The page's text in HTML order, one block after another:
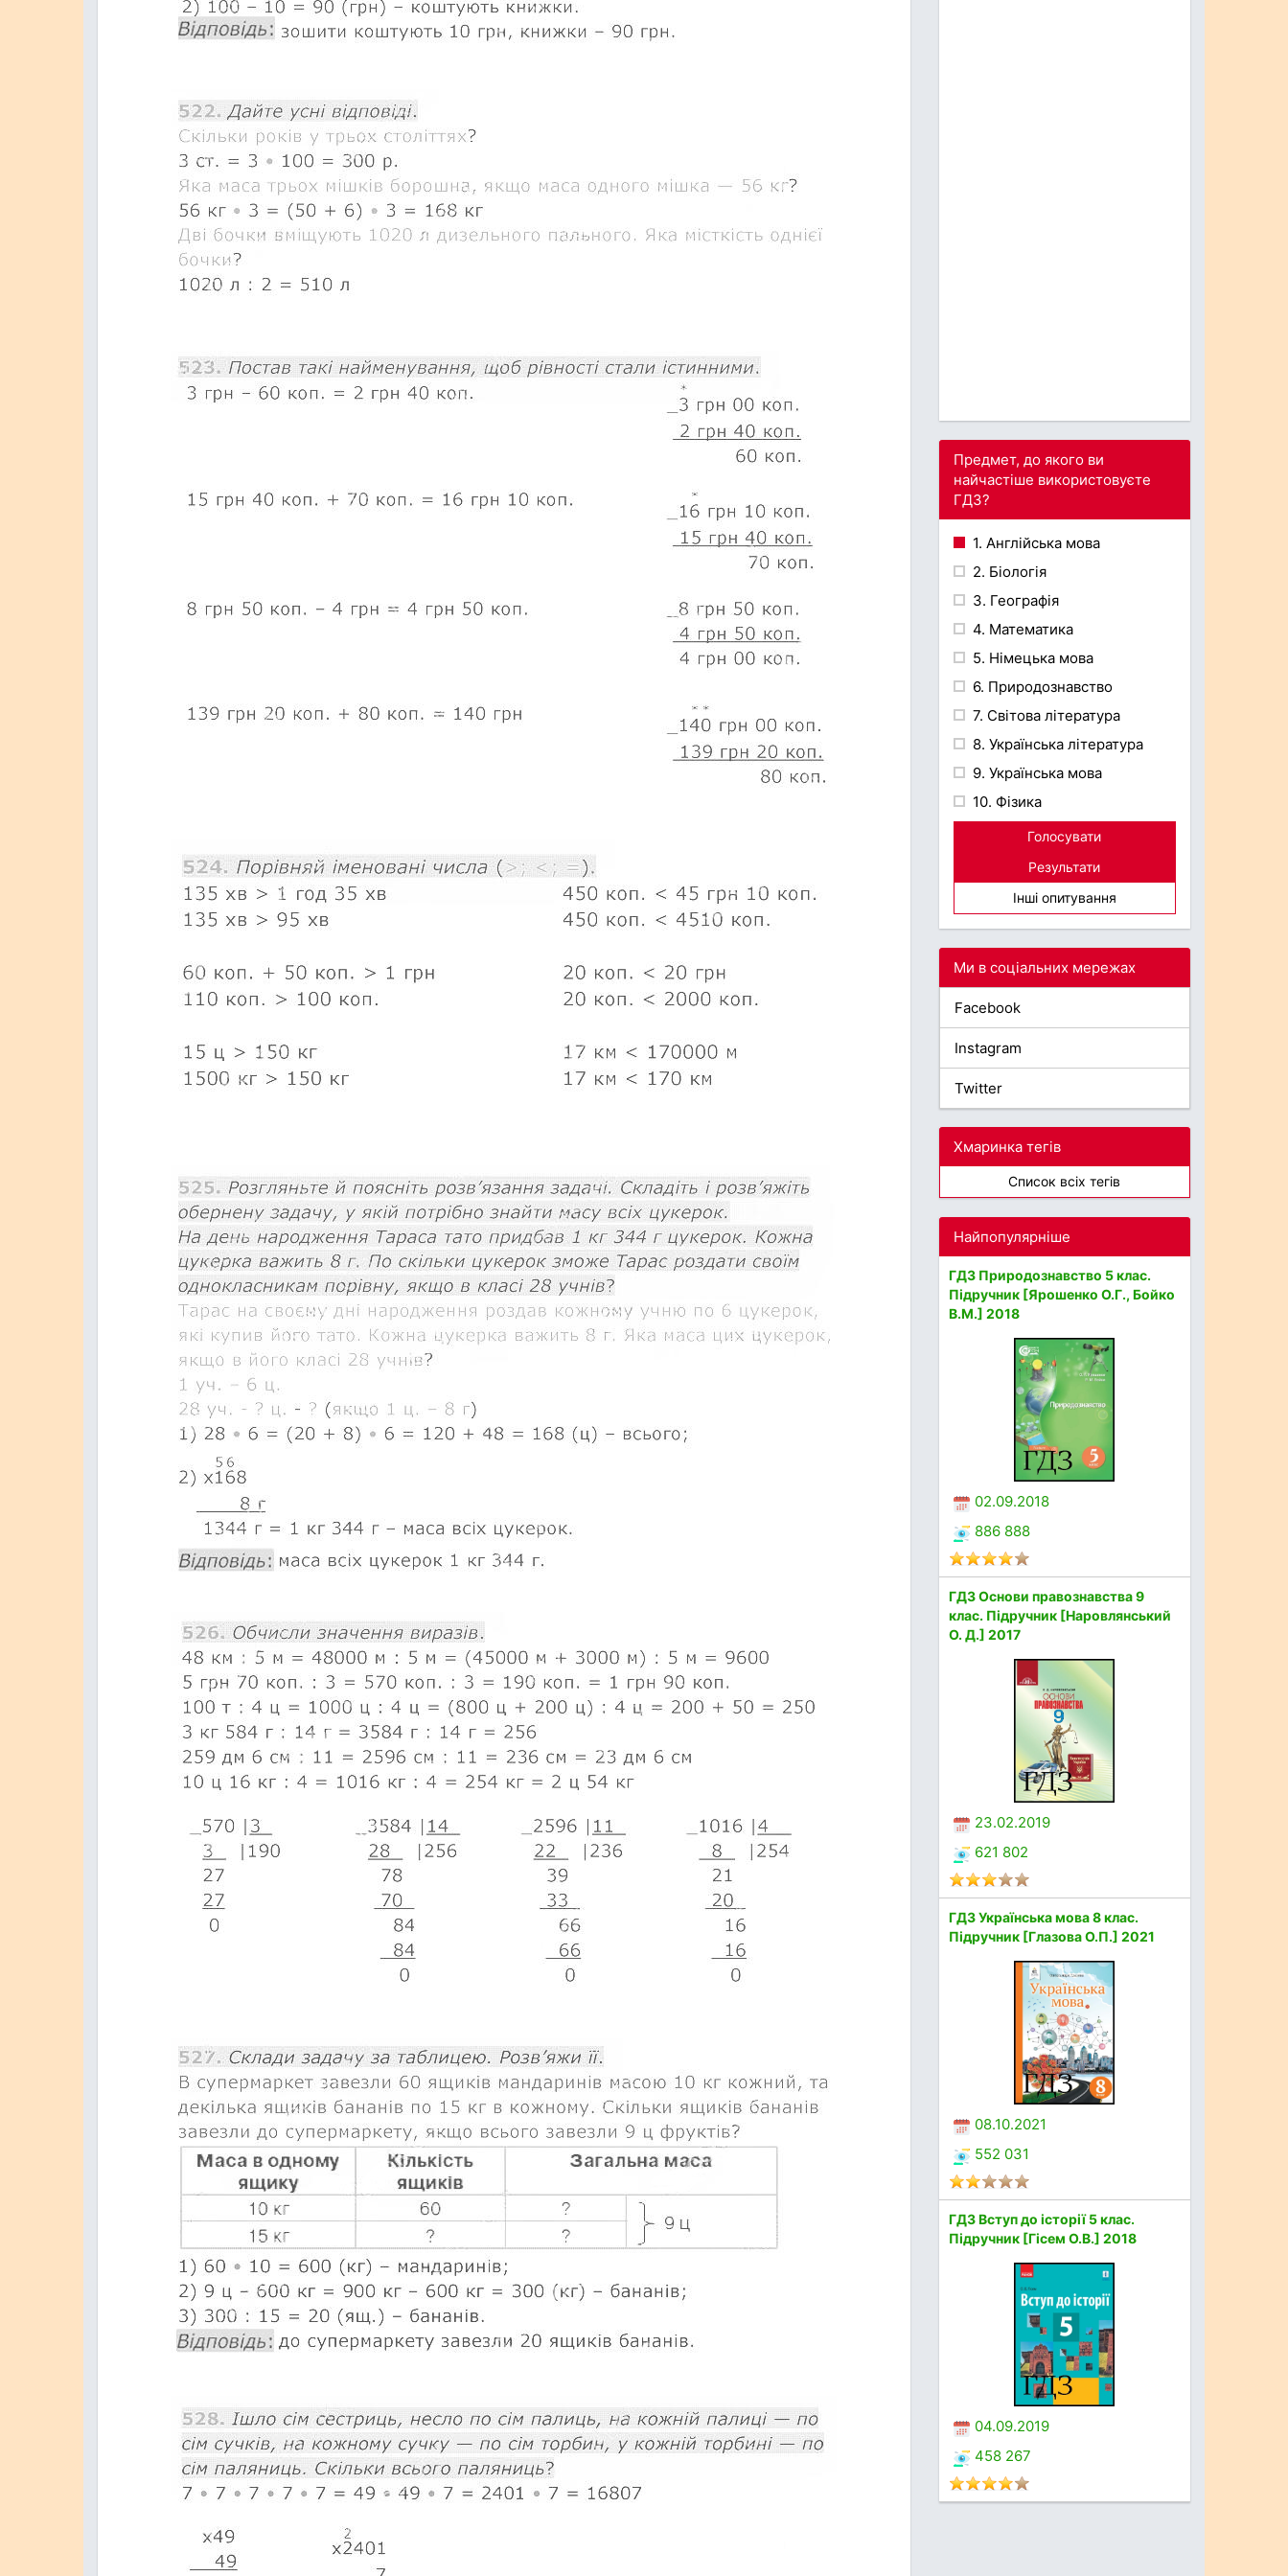
Предмет, до якого ви
найчастіше використовуєте
ГДЗ?
1. Англійська мова
2. Біологія
3. Географія
4. Математика
5. Німецька мова
6. Природознавство
7. Світова література
8. Українська література
9. Українська мова
10. Фізика
Голосувати
Результати
Інші опитування
Ми в соціальних мережах
Facebook
Instagram
Twitter
Хмаринка тегів
Список всіх тегів
Найпопулярніше
ГДЗ Природознавство 5 клас.
Підручник [Ярошенко О.Г., Бойко
В.М.] 2018
02.09.2018
886 888
ГДЗ Основи правознавства 9
клас. Підручник [Наровлянський
О. Д.] 2017
23.02.2019
621 802
ГДЗ Українська мова 8 клас.
Підручник [Глазова О.П.] 2021
08.10.2021
552 031
ГДЗ Вступ до історії 5 клас.
Підручник [Гісем О.В.] 2018
04.09.2019
458 267